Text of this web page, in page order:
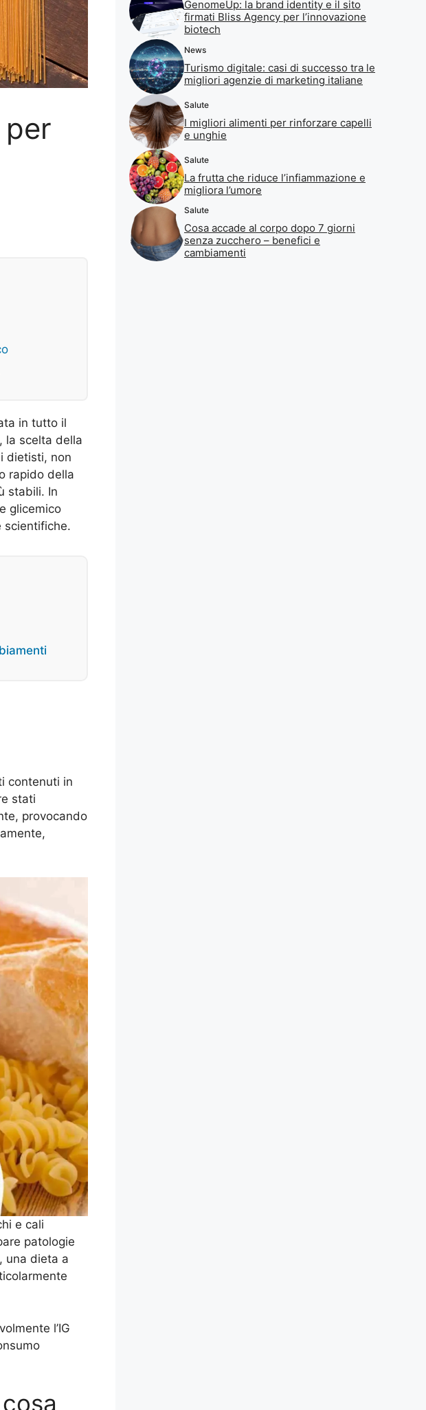
in tutto il
la scelta della
dietisti, non
rapido della
stabili. In
glicemico
scientifiche.
contenuti in
stati
provocando
e cali
patologie
una dieta a
l’IG
GenomeUp: la brand identity e il sito
firmati Bliss Agency per l’innovazione
biotech
News
Turismo digitale: casi di successo tra le
migliori agenzie di marketing italiane
Salute
I migliori alimenti per rinforzare capelli
e unghie
Salute
La frutta che riduce l’infiammazione e
migliora l’umore
Salute
Cosa accade al corpo dopo 7 giorni
senza zucchero – benefici e
cambiamenti